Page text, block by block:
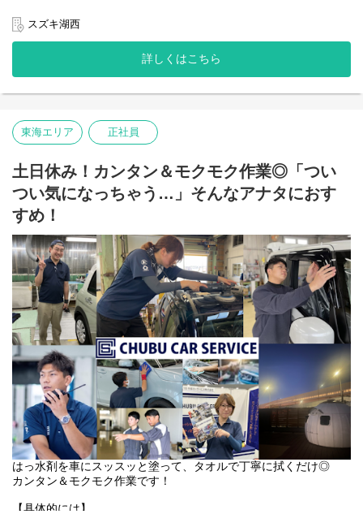
正カーナビや高速に乗る際使用する自動料金支払いシステム等）
の部品を取り付ける仕事です。
手順通りに取付をしたり、型にはめ込む作業が中心です。
作業自体は簡単ですが車種によって取り付け方が変わります。
経験を積んでいき、技術が身に付いていくとワクワクしますよ！
さいね◎
できることを少しずつ増やしていきましょう。
工場は冷房完備で労働環境も整っています。
・モクモク！コツコツ作業！
・適度なコミュニケーションで大丈夫！
・オン・オフをしっかり分けて、
家庭の時間や趣味の時間、自身のライフスタイルを
大切にしたい方にお勧めです。
＜仕事のやりがい＞
カーオーナーであるお客様と直接接することはありませんが、
あなたが関わった新車が
世の中にたくさん走っていることを想像すると
やりがいを感じられます。
普段何気なく見ていた車の裏側を知ることができるため
貴重な経験でもあります。
新車を扱うのも限られた人しかできないからこそ、発売前の新車
にいち早く触れられるのも珍しいことかもしれません。
車好きな人も多いですが、
車にまったく関心のない人もいます。
自動車業界に関わってみたい方、未経験さん大歓迎！
クワクする仕事の楽しさを一緒に味わいませんか？
スズキ湖西
詳しくはこちら
東海エリア 正社員
土日休み！カンタン＆モクモク作業◎「つい
つい気になっちゃう…」そんなアナタにおす
すめ！
はっ水剤を車にスッスッと塗って、タオルで丁寧に拭くだけ◎
カンタン＆モクモク作業です！
【具体的には】